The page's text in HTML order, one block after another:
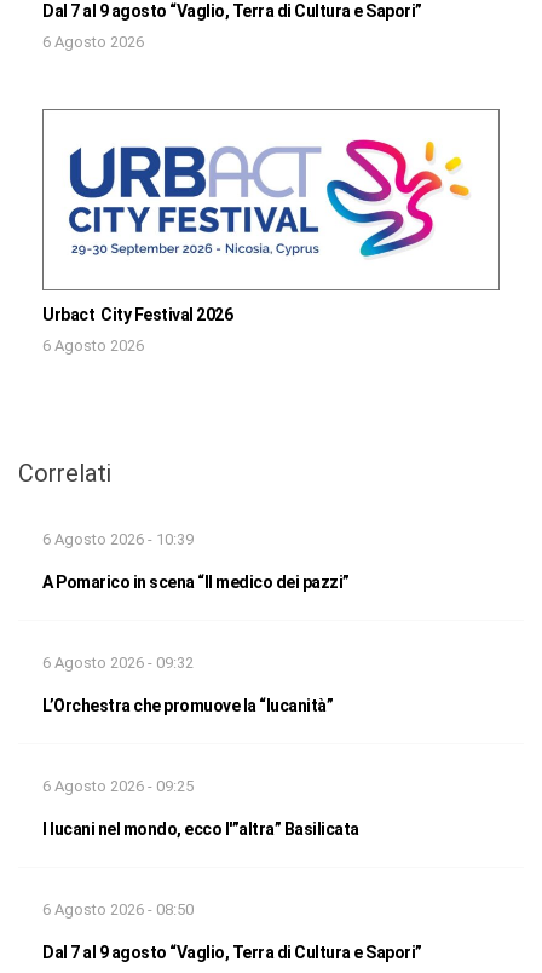
Dal 7 al 9 agosto “Vaglio, Terra di Cultura e Sapori”
6 Agosto 2026
Urbact City Festival 2026
6 Agosto 2026
Correlati
6 Agosto 2026 - 10:39
A Pomarico in scena “Il medico dei pazzi”
6 Agosto 2026 - 09:32
L’Orchestra che promuove la “lucanità”
6 Agosto 2026 - 09:25
I lucani nel mondo, ecco l'”altra” Basilicata
6 Agosto 2026 - 08:50
Dal 7 al 9 agosto “Vaglio, Terra di Cultura e Sapori”